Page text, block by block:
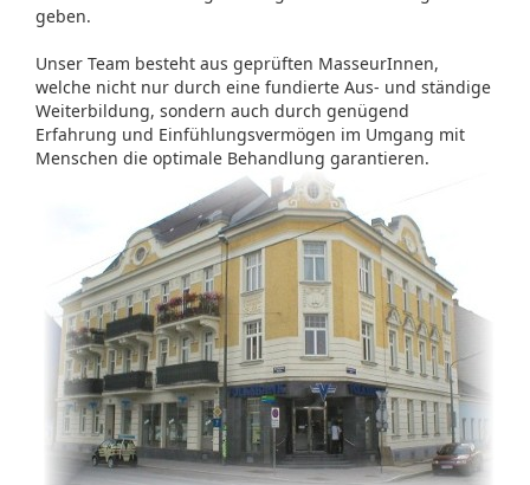
geben.
Unser Team besteht aus geprüften MasseurInnen,
welche nicht nur durch eine fundierte Aus- und ständige
Weiterbildung, sondern auch durch genügend
Erfahrung und Einfühlungsvermögen im Umgang mit
Menschen die optimale Behandlung garantieren.